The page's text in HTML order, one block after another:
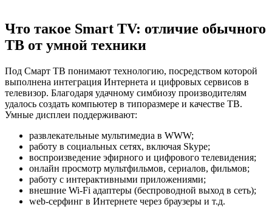
Что такое Smart TV: отличие обычного
ТВ от умной техники
Под Смарт ТВ понимают технологию, посредством которой
выполнена интеграция Интернета и цифровых сервисов в
телевизор. Благодаря удачному симбиозу производителям
удалось создать компьютер в типоразмере и качестве ТВ.
Умные дисплеи поддерживают:
развлекательные мультимедиа в WWW;
работу в социальных сетях, включая Skype;
воспроизведение эфирного и цифрового телевидения;
онлайн просмотр мультфильмов, сериалов, фильмов;
работу с интерактивными приложениями;
внешние Wi-Fi адаптеры (беспроводной выход в сеть);
web-серфинг в Интернете через браузеры и т.д.